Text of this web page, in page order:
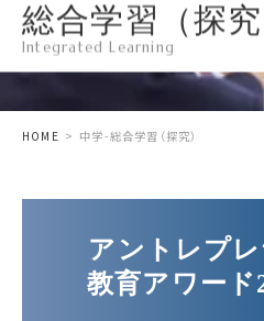
総合学習（探究
Integrated Learning
HOME 中学-総合学習（探究）
アントレプ
教育アワード